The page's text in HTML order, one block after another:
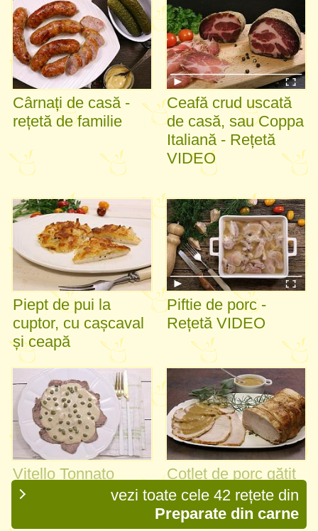
Cârnați de casă -
rețetă de familie
Ceafă crud uscată
de casă, sau Coppa
Italiană - Rețetă
VIDEO
Piept de pui la
cuptor, cu cașcaval
și ceapă
Piftie de porc -
Rețetă VIDEO
Vitello Tonnato
Cotlet de porc gătit
în lapte - Arista di
Maiale al Latte
vezi toate cele 42 rețete din
Preparate din carne